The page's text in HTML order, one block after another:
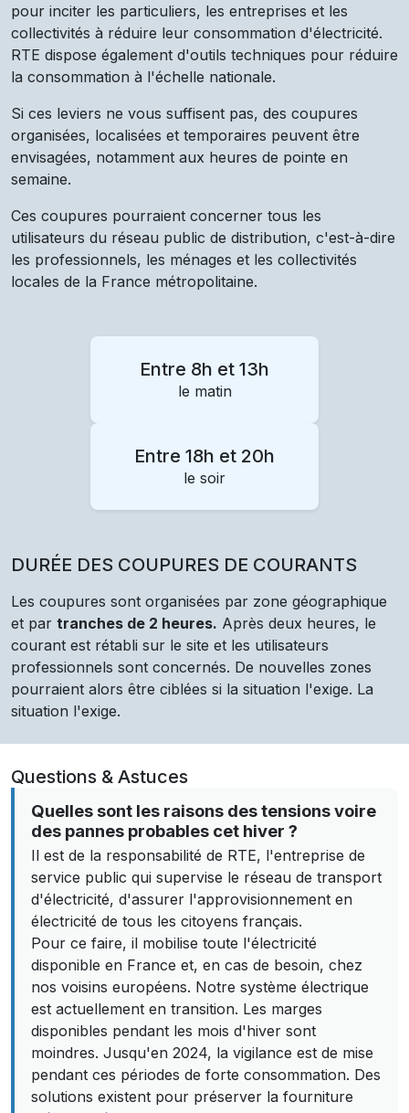
pour inciter les particuliers, les entreprises et les
collectivités à réduire leur consommation d'électricité.
RTE dispose également d'outils techniques pour réduire
la consommation à l'échelle nationale.
Si ces leviers ne vous suffisent pas, des coupures
organisées, localisées et temporaires peuvent être
envisagées, notamment aux heures de pointe en
semaine.
Ces coupures pourraient concerner tous les
utilisateurs du réseau public de distribution, c'est-à-dire
les professionnels, les ménages et les collectivités
locales de la France métropolitaine.
Entre 8h et 13h
le matin
Entre 18h et 20h
le soir
DURÉE DES COUPURES DE COURANTS
Les coupures sont organisées par zone géographique
et par tranches de 2 heures. Après deux heures, le
courant est rétabli sur le site et les utilisateurs
professionnels sont concernés. De nouvelles zones
pourraient alors être ciblées si la situation l'exige. La
situation l'exige.
Questions & Astuces
Quelles sont les raisons des tensions voire
des pannes probables cet hiver ?
Il est de la responsabilité de RTE, l'entreprise de
service public qui supervise le réseau de transport
d'électricité, d'assurer l'approvisionnement en
électricité de tous les citoyens français.
Pour ce faire, il mobilise toute l'électricité
disponible en France et, en cas de besoin, chez
nos voisins européens. Notre système électrique
est actuellement en transition. Les marges
disponibles pendant les mois d'hiver sont
moindres. Jusqu'en 2024, la vigilance est de mise
pendant ces périodes de forte consommation. Des
solutions existent pour préserver la fourniture